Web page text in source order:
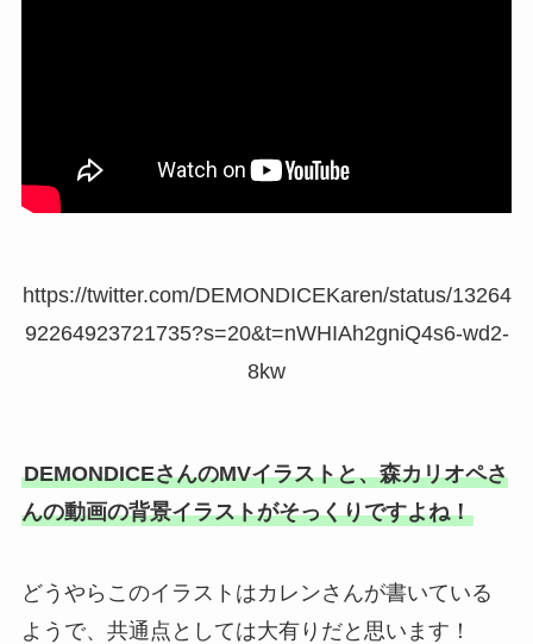
https://twitter.com/DEMONDICEKaren/status/13264
92264923721735?s=20&t=nWHIAh2gniQ4s6-wd2-
8kw
DEMONDICEさんのMVイラストと、森カリオペさ
んの動画の背景イラストがそっくりですよね！
どうやらこのイラストはカレンさんが書いている
ようで、共通点としては大有りだと思います！